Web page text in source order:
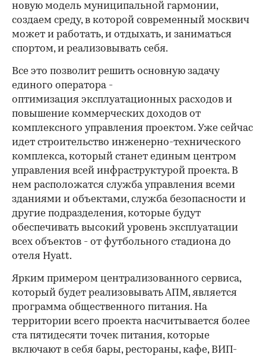
новую модель муниципальной гармонии,
создаем среду, в которой современный москвич
может и работать, и отдыхать, и заниматься
спортом, и реализовывать себя.
Все это позволит решить основную задачу
единого оператора -
оптимизация эксплуатационных расходов и
повышение коммерческих доходов от
комплексного управления проектом. Уже сейчас
идет строительство инженерно-технического
комплекса, который станет единым центром
управления всей инфраструктурой проекта. В
нем расположатся служба управления всеми
зданиями и объектами, служба безопасности и
другие подразделения, которые будут
обеспечивать высокий уровень эксплуатации
всех объектов - от футбольного стадиона до
отеля Hyatt.
Ярким примером централизованного сервиса,
который будет реализовывать АПМ, является
программа общественного питания. На
территории всего проекта насчитывается более
ста пятидесяти точек питания, которые
включают в себя бары, рестораны, кафе, ВИП-